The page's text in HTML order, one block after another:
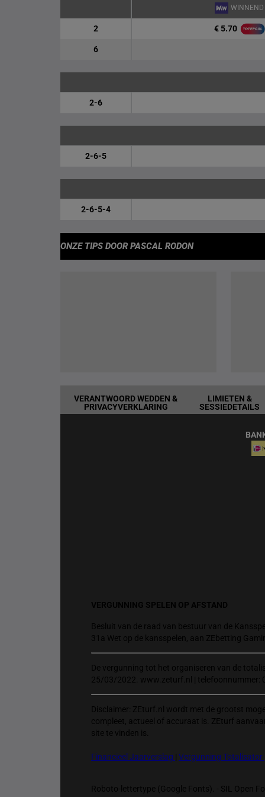
WINNEND
2 € 5.70
6
2-6
2-6-5
2-6-5-4
ONZE TIPS DOOR PASCAL RODON
VERANTWOORD WEDDEN &
PRIVACYVERKLARING
LIMIETEN &
SESSIEDETAILS
VERGUNNING SPELEN OP AFSTAND
Besluit van de raad van bestuur van de
31a Wet op de kansspelen, aan ZEbetting
De vergunning tot het organiseren van de
25/03/2022. www.zeturf.nl | telefoonnummer:
Disclaimer: ZEturf.nl wordt met de grootst
compleet, actueel of accuraat is. ZEturf
site te vinden is.
Financieel Jaarverslag Vergunning Totalisator
Roboto-lettertype (Google Fonts). - SIL Open